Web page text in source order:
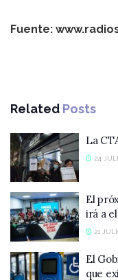
Fuente:
Related Posts
La
24
El
irá a
21
El
que